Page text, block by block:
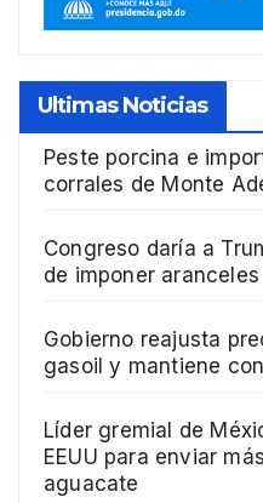
Ultimas Noticias
Peste porcina e
corrales de Monte
Congreso daría a
de imponer aranceles
Gobierno reajusta
gasoil y mantiene
Líder gremial de
EEUU para enviar
aguacate